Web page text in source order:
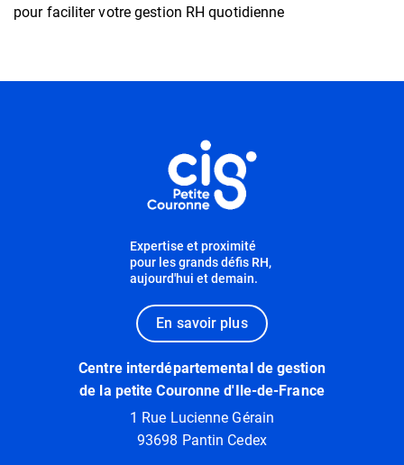
pour faciliter votre gestion RH quotidienne
Expertise et proximité
pour les grands défis RH,
aujourd'hui et demain.
En savoir plus
Centre interdépartemental de gestion
de la petite Couronne d'Ile-de-France
1 Rue Lucienne Gérain
93698 Pantin Cedex